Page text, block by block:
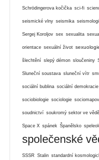
Schrödingerova kočička sci-fi
seismické vlny seismika
Sergej Koroljov sex sexualita
orientace sexuální život
šlechtění slepý démon sloučeniny
Sluneční soustava sluneční vítr
sociální bublina sociální demokracie
sociobiologie sociologie
soudnictví soukromý sektor ve vědě
Space X spánek Španělsko
společenské
SSSR Stalin standardní